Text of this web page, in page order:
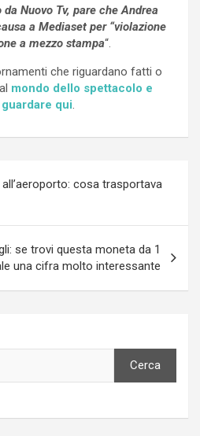
Nuovo Tv, pare che Andrea
a Mediaset per “violazione
a mezzo stampa“.
che riguardano fatti o
mondo dello spettacolo e
guardare qui.
cosa trasportava
se trovi questa moneta da 1
una cifra molto interessante
Cerca